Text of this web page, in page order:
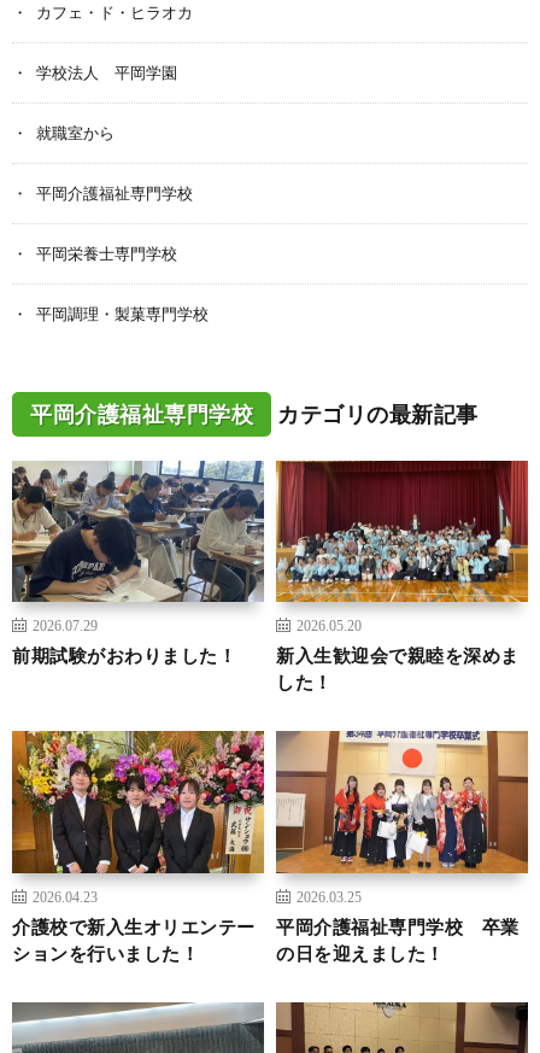
カフェ・ド・ヒラオカ
学校法人 平岡学園
就職室から
平岡介護福祉専門学校
平岡栄養士専門学校
平岡調理・製菓専門学校
平岡介護福祉専門学校 カテゴリの最新記事
2026.07.29
前期試験がおわりました！
2026.05.20
新入生歓迎会で親睦を深めま
した！
2026.04.23
介護校で新入生オリエンテー
ションを行いました！
2026.03.25
平岡介護福祉専門学校 卒業
の日を迎えました！